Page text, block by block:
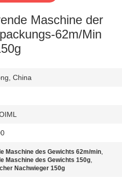
Maschine der
62m/Min
China
Maschine des Gewichts 62m/min,
Maschine des Gewichts 150g,
Nachwieger 150g